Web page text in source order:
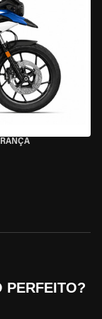
PERFEITO?